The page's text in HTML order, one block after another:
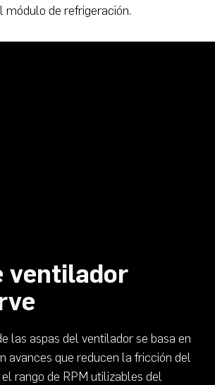
módulo de refrigeración.
ventilador
las aspas del ventilador se basa en
avances que reducen la fricción del
rango de RPM utilizables del